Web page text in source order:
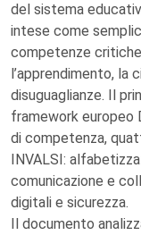
del sistema
intese come
competenze
l’apprendimento, la
disuguaglianze. Il
framework europeo
di competenza,
INVALSI:
comunicazione e
digitali e sicurezza.
Il documento